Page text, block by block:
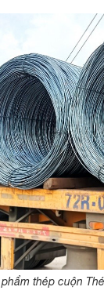
thép cuộn